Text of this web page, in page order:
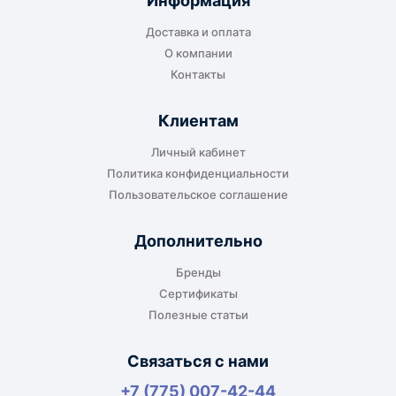
транспортной компании в городе получателя
или ближайшем доступном пункте выдачи.
До адреса клиента
Подходит, если нужно доставить
оборудование прямо на объект, склад,
габаритов груза.
Для крупногабаритных, тяжёлых или
Доставка и оплата
О компании
Контакты
Клиентам
Личный кабинет
Политика конфиденциальности
Пользовательское соглашение
Дополнительно
Бренды
Сертификаты
Полезные статьи
Связаться с нами
+7 (775) 007-42-44